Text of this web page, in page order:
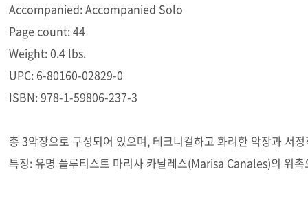
Accompanied: Accompanied Solo
Page count: 44
Weight: 0.4 lbs.
UPC: 6-80160-02829-0
ISBN: 978-1-59806-237-3
총 3악장으로 구성되어 있으며, 테크니컬하고 화려한 악장과 서
특징: 유명 플루티스트 마리사 카날레스(Marisa Canales)의 위